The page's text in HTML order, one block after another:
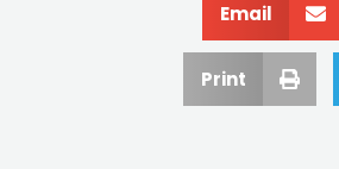
Email
Print